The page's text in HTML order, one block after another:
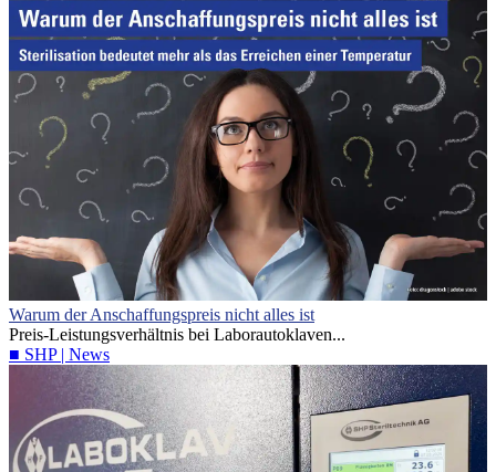
Warum der Anschaffungspreis nicht alles ist
Preis-Leistungsverhältnis bei Laborautoklaven...
■ SHP | News